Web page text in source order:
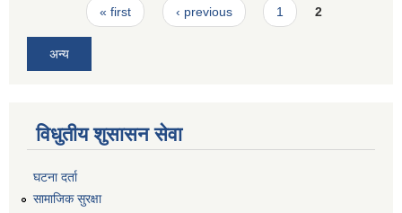
Pages« first ‹ previous 1 2
अन्य
विधुतीय शुसासन सेवा
घटना दर्ता
सामाजिक सुरक्षा